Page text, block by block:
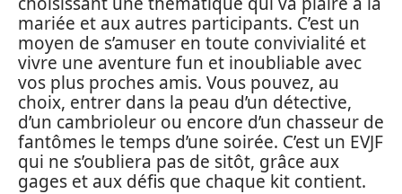
mariée et aux autres participants. C’est un
moyen de s’amuser en toute convivialité et
vivre une aventure fun et inoubliable avec
vos plus proches amis. Vous pouvez, au
choix, entrer dans la peau d’un détective,
d’un cambrioleur ou encore d’un chasseur de
fantômes le temps d’une soirée. C’est un EVJF
qui ne s’oubliera pas de sitôt, grâce aux
gages et aux défis que chaque kit contient.